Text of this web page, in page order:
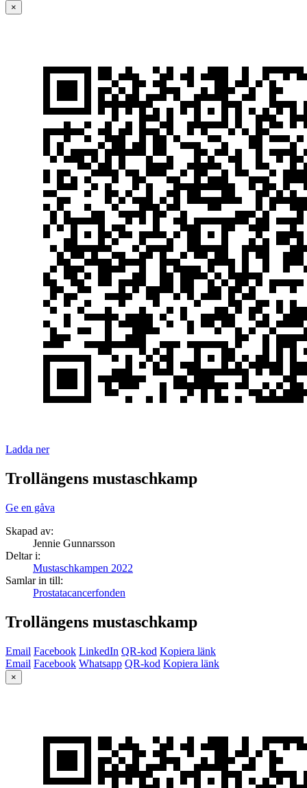
×
Ladda ner
Trollängens mustaschkamp
Ge en gåva
Skapad av:
Jennie Gunnarsson
Deltar i:
Mustaschkampen 2022
Samlar in till:
Prostatacancerfonden
Trollängens mustaschkamp
Email Facebook LinkedIn QR-kod Kopiera länk
Email Facebook Whatsapp QR-kod Kopiera länk
×